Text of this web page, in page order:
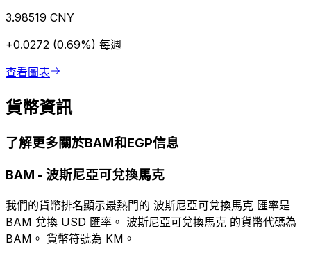
3.98519 CNY
+0.0272 (0.69%) 每週
查看圖表
貨幣資訊
了解更多關於BAM和EGP信息
BAM - 波斯尼亞可兌換馬克
我們的貨幣排名顯示最熱門的 波斯尼亞可兌換馬克 匯率是
BAM 兌換 USD 匯率。 波斯尼亞可兌換馬克 的貨幣代碼為
BAM。 貨幣符號為 KM。